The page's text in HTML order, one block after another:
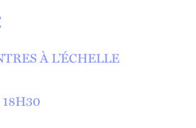
À L’ÉCHELLE
18H30